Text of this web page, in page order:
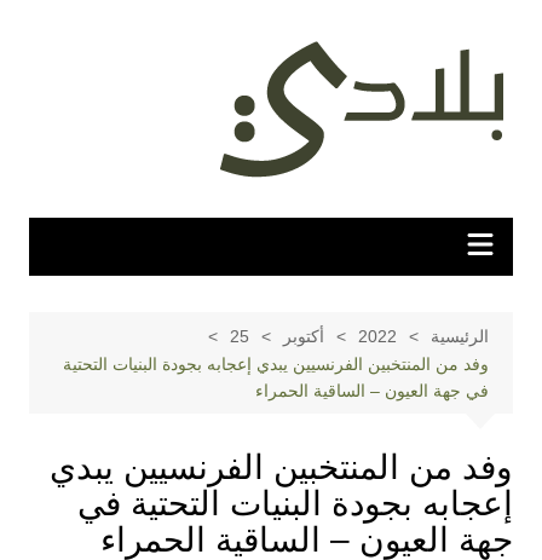
المحتوى
الرئيسية 2022 أكتوبر
25
وفد من المنتخبين الفرنسيين يبدي إعجابه بجودة البنيات التحتية
في جهة العيون – الساقية الحمراء
وفد من المنتخبين الفرنسيين يبدي
إعجابه بجودة البنيات التحتية في
جهة العيون – الساقية الحمراء